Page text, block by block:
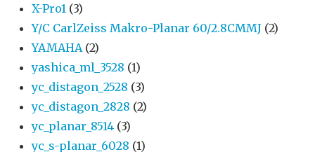
X-Pro1 (3)
Y/C CarlZeiss Makro-Planar 60/2.8CMMJ (2)
YAMAHA (2)
yashica_ml_3528 (1)
yc_distagon_2528 (3)
yc_distagon_2828 (2)
yc_planar_8514 (3)
yc_s-planar_6028 (1)